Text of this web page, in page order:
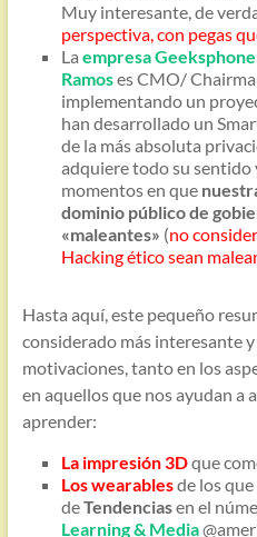
Muy interesante, de
perspectiva, con pegas
La empresa Geeksphone
Ramoses CMO/
implementando un
han desarrollado un
de la más absoluta
adquiere todo su sentido
momentos en que
dominio público de
«maleantes» (no
Hacking ético sean
Hasta aquí, este pequeño
considerado más interesante
motivaciones, tanto en los
en aquellos que nos ayudan a
aprender:
La impresión 3Dque
Los wearablesde los que
deTendenciasen el
Learning & Media